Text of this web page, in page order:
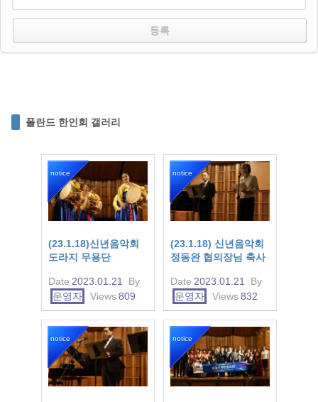
폴란드 한인회 갤러리
notice
(23.1.18)신년음악회
도라지 무용단
Date 2023.01.21
By
운영자
Views809
notice
(23.1.18) 신년음악회
정동완 협의장님 축사
Date 2023.01.21
By
운영자
Views832
notice notice